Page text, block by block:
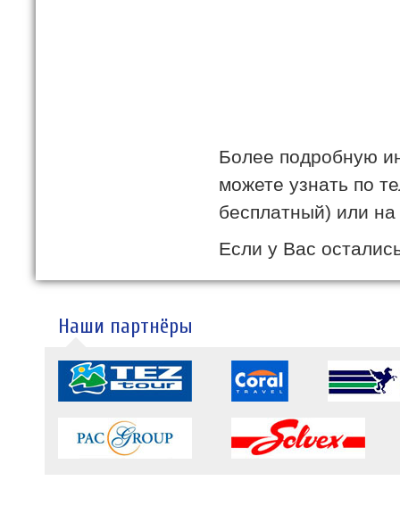
Более подробную
можете узнать по
бесплатный) или
Если у Вас
Наши партнёры